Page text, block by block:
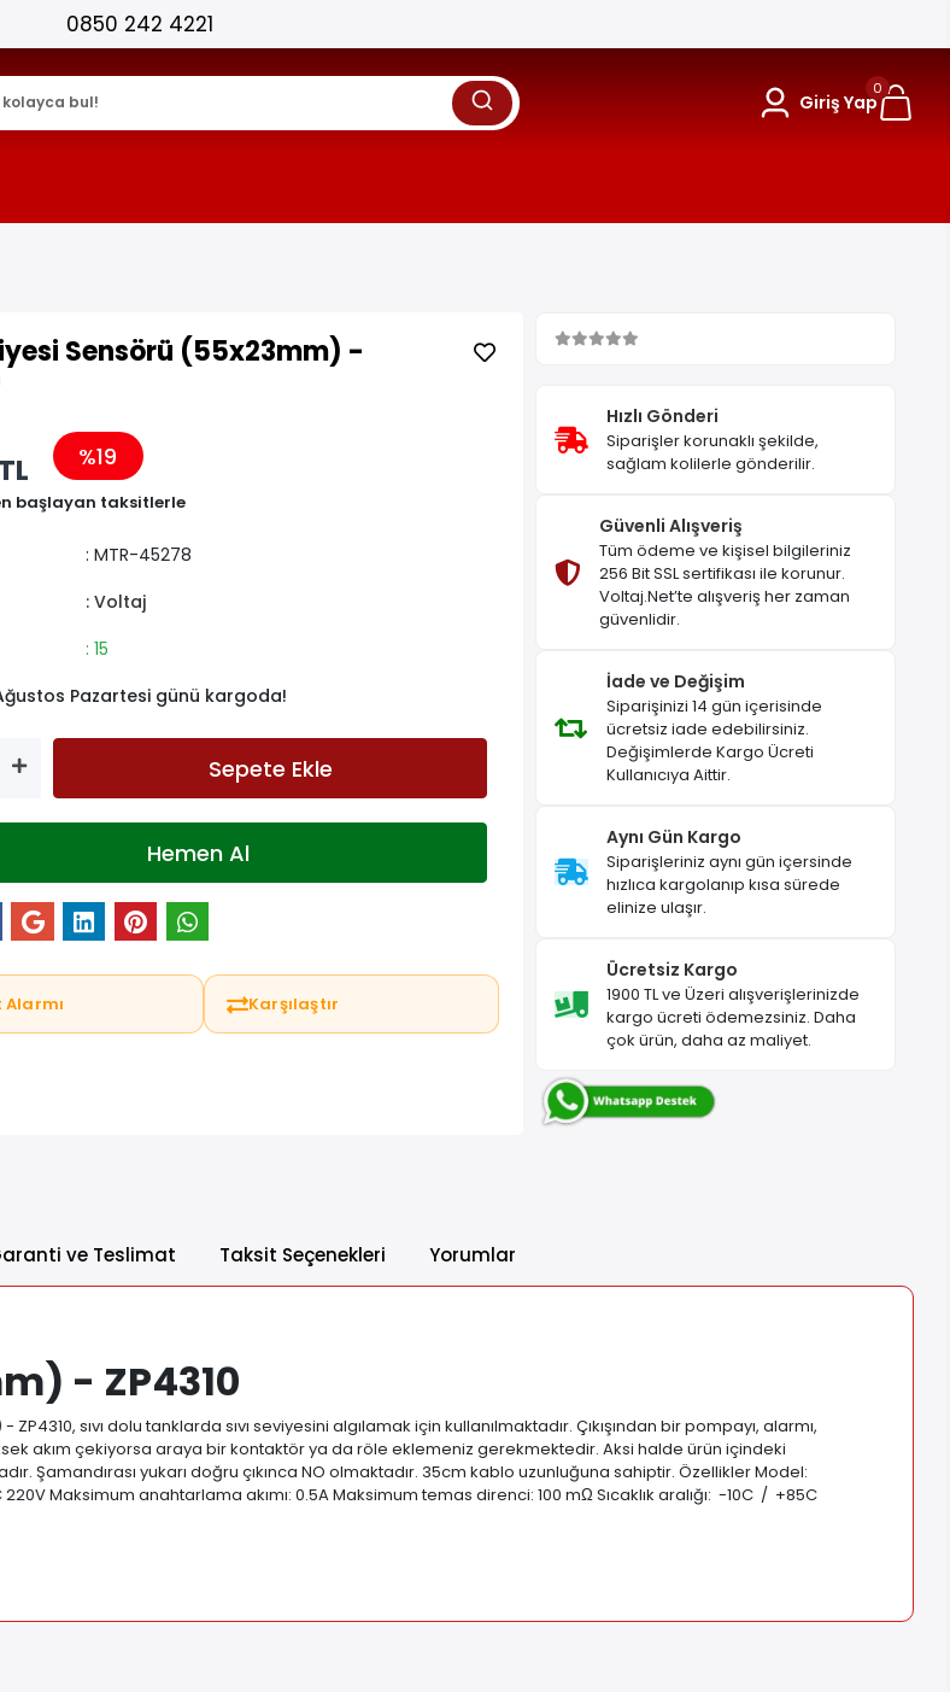
25.000+ AKTİF ÜRÜN !
Giriş Yap
0
Sensörü (55x23mm) -
%19
başlayan taksitlerle
: MTR-45278
: Voltaj
: 15
Pazartesi günü kargoda!
Sepete Ekle
Hemen Al
Alarmı Karşılaştır
Hızlı Gönderi
Siparişler korunaklı şekilde,
sağlam kolilerle gönderilir.
Güvenli Alışveriş
Tüm ödeme ve kişisel bilgileriniz
256 Bit SSL sertifikası ile korunur.
Voltaj.Net’te alışveriş her zaman
güvenlidir.
İade ve Değişim
Siparişinizi 14 gün içerisinde
ücretsiz iade edebilirsiniz.
Değişimlerde Kargo Ücreti
Kullanıcıya Aittir.
Aynı Gün Kargo
Siparişleriniz aynı gün içersinde
hızlıca kargolanıp kısa sürede
elinize ulaşır.
Ücretsiz Kargo
1900 TL ve Üzeri alışverişlerinizde
kargo ücreti ödemezsiniz. Daha
çok ürün, daha az maliyet.
ve Teslimat Taksit Seçenekleri Yorumlar
- ZP4310
sıvı dolu tanklarda sıvı seviyesini algılamak için kullanılmaktadır. Çıkışından bir pompayı, alarmı,
akım çekiyorsa araya bir kontaktör ya da röle eklemeniz gerekmektedir. Aksi halde ürün içindeki
Şamandırası yukarı doğru çıkınca NO olmaktadır. 35cm kablo uzunluğuna sahiptir. Özellikler Model:
Maksimum anahtarlama akımı: 0.5A Maksimum temas direnci: 100 mΩ Sıcaklık aralığı: -10C / +85C